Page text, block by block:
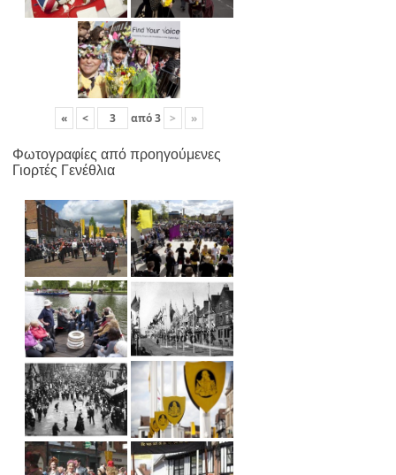
« < από3 > »
Φωτογραφίες από προηγούμενες
Γιορτές Γενέθλια